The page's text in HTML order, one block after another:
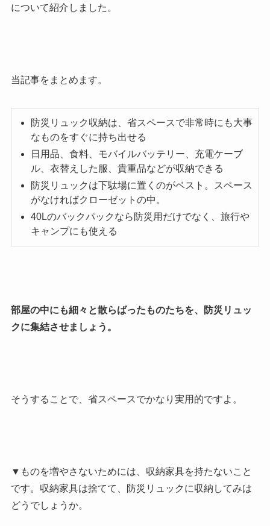
について紹介しました。
当記事をまとめます。
防災リュック収納は、省スペースで非常時にも大事
なものをすぐに持ち出せる
日用品、食料、モバイルバッテリー、充電ケーブ
ル、衣替えした服、貴重品などが収納できる
防災リュックは下駄場に置くのがベスト。スペース
がなければクローゼットの中。
40Lのバックパックなら防災用だけでなく、旅行や
キャンプにも使える
部屋の中にも細々と散らばったものたちを、防災リュッ
クに集結させましょう。
そうすることで、省スペースでかなり実用的ですよ。
▼ものを増やさないためには、収納家具を持たないこと
です。収納家具は捨てて、防災リュックに収納してみは
どうでしょうか。